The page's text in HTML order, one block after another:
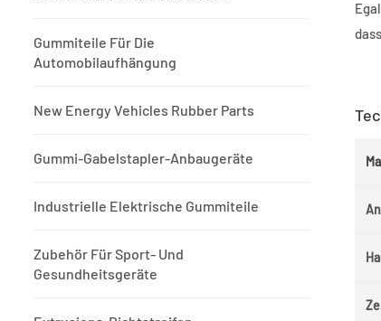
Gummiteile Für Die
Automobilaufhängung
New Energy Vehicles Rubber Parts
Gummi-Gabelstapler-Anbaugeräte
Industrielle Elektrische Gummiteile
Zubehör Für Sport- Und
Gesundheitsgeräte